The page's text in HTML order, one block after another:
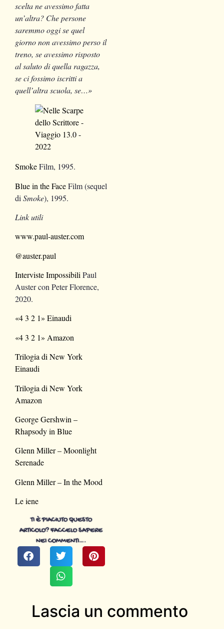
TI È PIACIUTO QUESTO
ARTICOLO? FACCELO SAPERE
NEI COMMENTI….
scelta ne avessimo fatta
un’altra? Che persone
saremmo oggi se quel
giorno non avessimo perso il
treno, se avessimo risposto
al saluto di quella ragazza,
se ci fossimo iscritti a
quell’altra scuola, se…»
SmokeFilm, 1995.
Blue in the FaceFilm (sequel
di Smoke), 1995.
Link utili
www.paul-auster.com
@auster.paul
Interviste Impossibili Paul
Auster con Peter Florence,
2020.
«4 3 2 1» Einaudi
«4 3 2 1» Amazon
Trilogia di New York
Einaudi
Trilogia di New York
Amazon
George Gershwin –
Rhapsody in Blue
Glenn Miller – Moonlight
Serenade
Glenn Miller – In the Mood
Le iene
Lascia un commento